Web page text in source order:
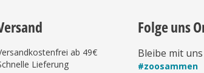
ab 49€
Lieferung
Folge uns
Bleibe mit
#zoosammen